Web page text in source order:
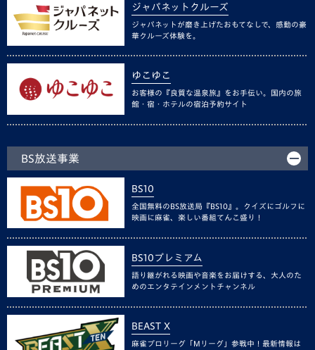
ジャパネットクルーズ
ジャパネットが磨き上げたおもてなしで、感動の豪
華クルーズ体験を。
ゆこゆこ
お客様の『良質な温泉旅』をお手伝い。国内の旅
館・宿・ホテルの宿泊予約サイト
BS放送事業
BS10
全国無料のBS放送局『BS10』。クイズにゴルフに
映画に麻雀、楽しい番組てんこ盛り！
BS10プレミアム
語り継がれる映画や音楽をお届けする、大人のた
めのエンタテインメントチャンネル
BEAST X
麻雀プロリーグ「Mリーグ」参戦中！最新情報は